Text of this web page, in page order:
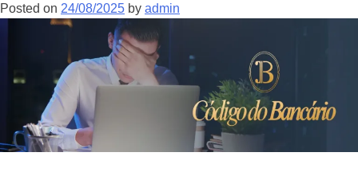
Posted on 24/08/2025 by admin